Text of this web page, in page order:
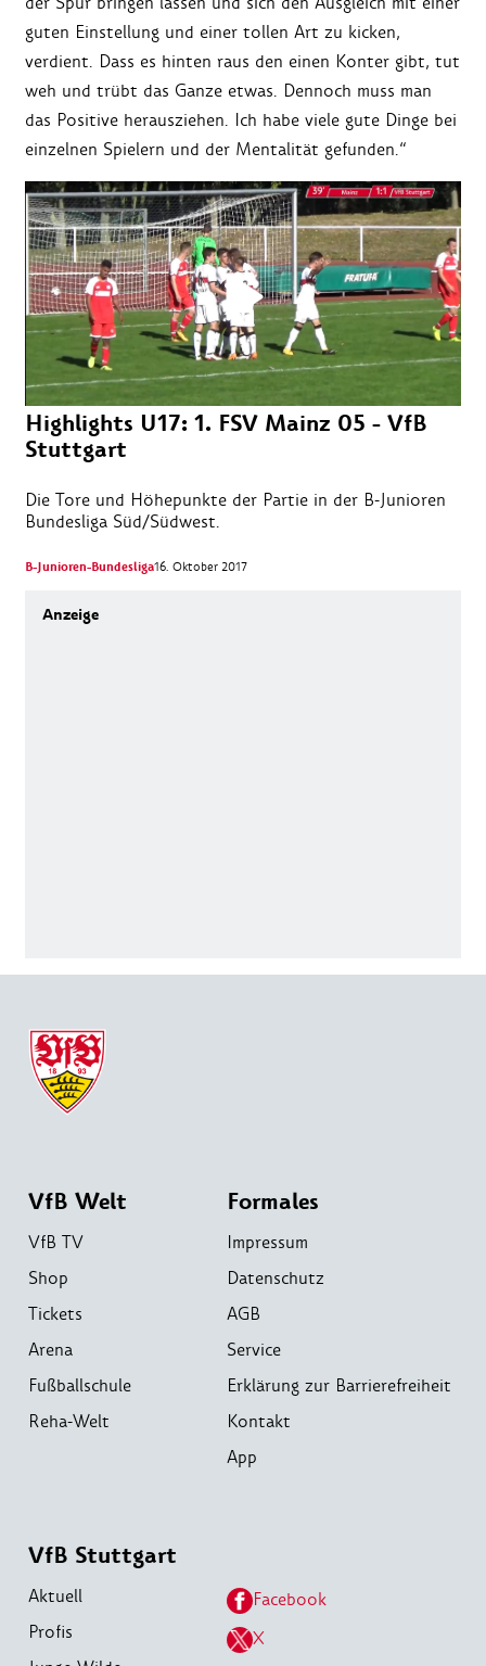
guten Einstellung und einer tollen Art zu kicken,
verdient. Dass es hinten raus den einen Konter gibt, tut
weh und trübt das Ganze etwas. Dennoch muss man
das Positive herausziehen. Ich habe viele gute Dinge bei
einzelnen Spielern und der Mentalität gefunden.“
Highlights U17: 1. FSV Mainz 05 - VfB
Stuttgart
Die Tore und Höhepunkte der Partie in der B-Junioren
Bundesliga Süd/Südwest.
B-Junioren-Bundesliga16. Oktober 2017
VfB Welt
VfB TV
Shop
Tickets
Arena
Fußballschule
Reha-Welt
Formales
Impressum
Datenschutz
AGB
Service
Erklärung zur Barrierefreiheit
Kontakt
App
VfB Stuttgart
Aktuell
Profis
Facebook
X